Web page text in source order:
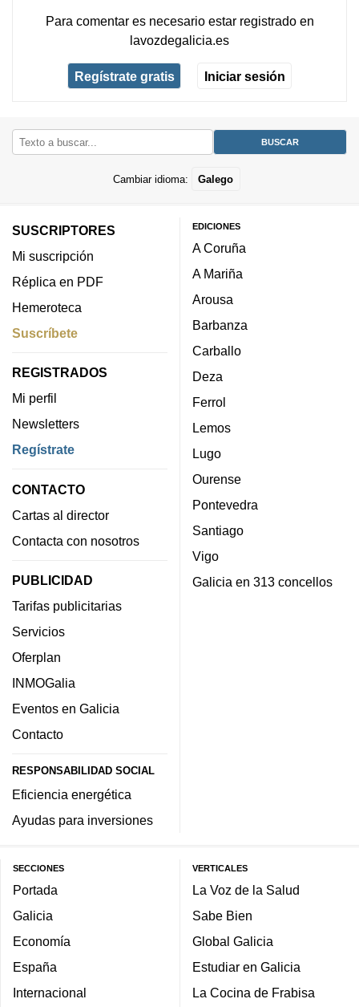
Para comentar es necesario estar registradoen
lavozdegalicia.es
Regístrate gratis Iniciar sesión
Cambiar idioma: Galego
SUSCRIPTORES
Mi suscripción
Réplica en PDF
Hemeroteca
Suscríbete
REGISTRADOS
Mi perfil
Newsletters
Regístrate
CONTACTO
Cartas al director
Contacta con nosotros
PUBLICIDAD
Tarifas publicitarias
Servicios
Oferplan
INMOGalia
Eventos en Galicia
Contacto
RESPONSABILIDAD SOCIAL
Eficiencia energética
Ayudas para inversiones
EDICIONES
A Coruña
A Mariña
Arousa
Barbanza
Carballo
Deza
Ferrol
Lemos
Lugo
Ourense
Pontevedra
Santiago
Vigo
Galicia en 313 concellos
SECCIONES
Portada
Galicia
Economía
España
Internacional
VERTICALES
La Voz de la Salud
Sabe Bien
Global Galicia
Estudiar en Galicia
La Cocina de Frabisa